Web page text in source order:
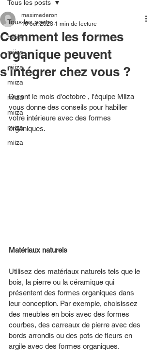
Tous les posts
miiza
miiza
miiza
miiza
miiza
miiza
miiza
miiza
Tous les posts
Comment les formes
organique peuvent
s'intégrer chez vous ?
maximederon
16 oct. 2023 1 min de lecture
Durant le mois d'octobre , l'équipe Miiza
vous donne des conseils pour habiller
votre intérieure avec des formes
organiques.
Matériaux naturels
Utilisez des matériaux naturels tels que le
bois, la pierre ou la céramique qui
présentent des formes organiques dans
leur conception. Par exemple, choisissez
des meubles en bois avec des formes
courbes, des carreaux de pierre avec des
bords arrondis ou des pots de fleurs en
argile avec des formes organiques.